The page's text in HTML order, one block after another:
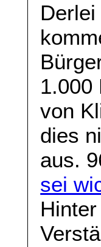
1.000
von
dies
aus.
sei